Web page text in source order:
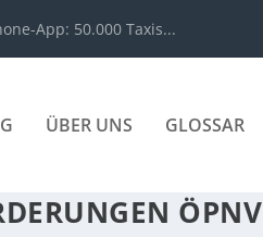
App: 50.000 Taxis...
ÜBER UNS GLOSSAR
ÖPNV